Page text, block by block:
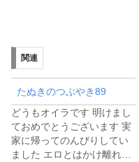
関連
たぬきのつぶやき89
どうもオイラです 明けまし
ておめでとうございます 実
家に帰ってのんびりしてい
ました エロとはかけ離れ…